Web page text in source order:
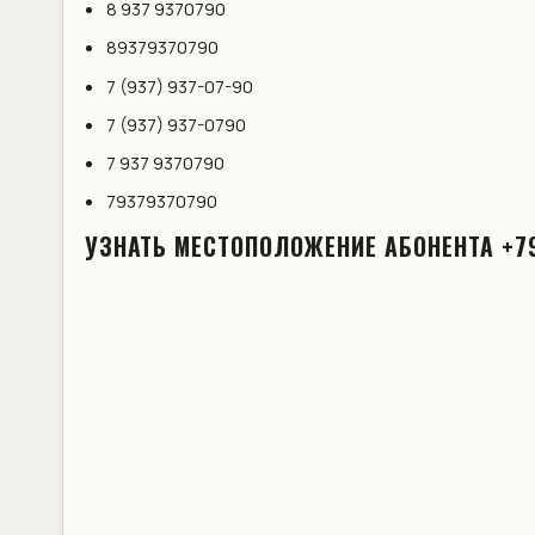
8 937 9370790
89379370790
7 (937) 937-07-90
7 (937) 937-0790
7 937 9370790
79379370790
УЗНАТЬ МЕСТОПОЛОЖЕНИЕ АБОНЕНТА